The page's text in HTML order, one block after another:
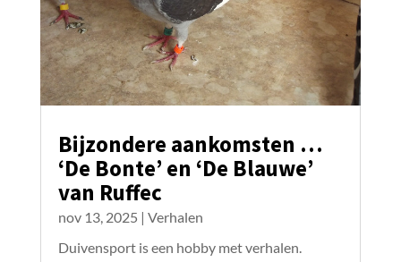
Bijzondere aankomsten …
‘De Bonte’ en ‘De Blauwe’
van Ruffec
nov 13, 2025 | Verhalen
Duivensport is een hobby met verhalen.